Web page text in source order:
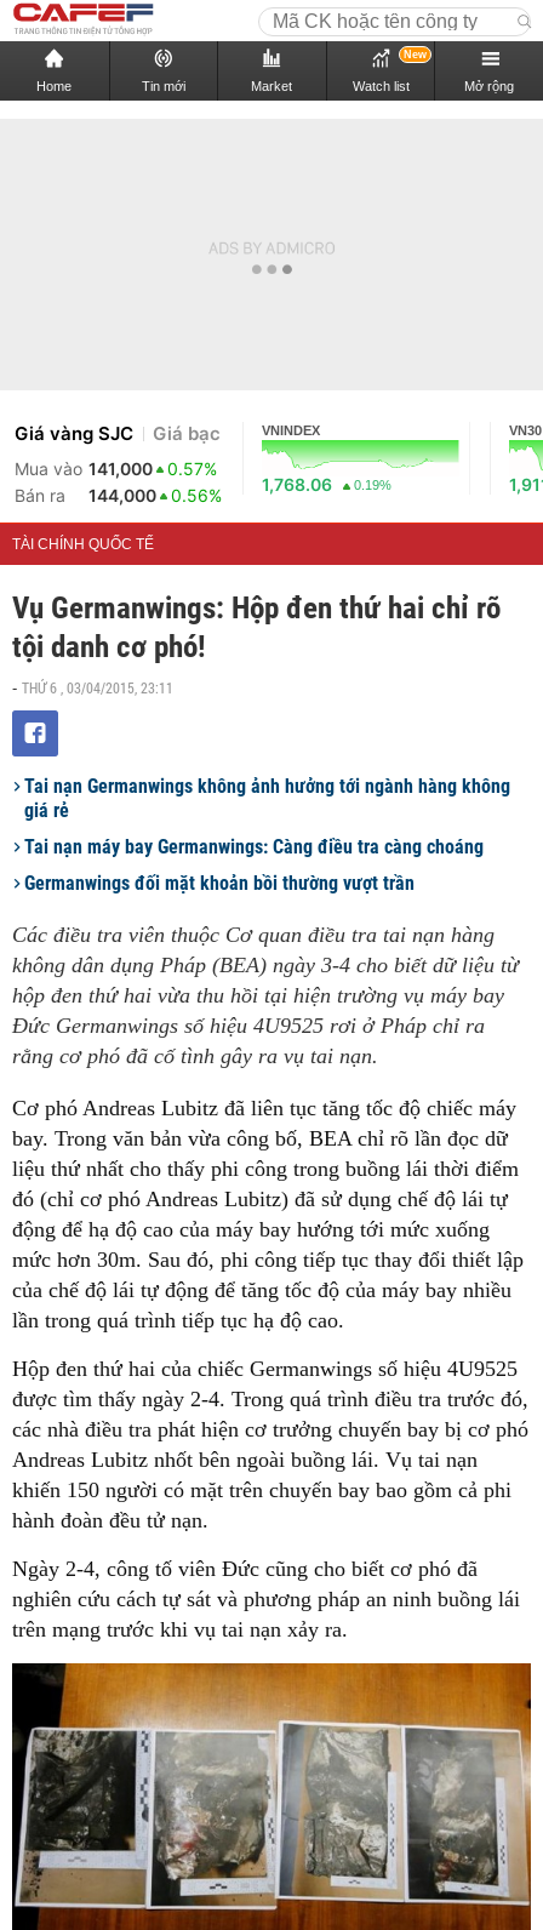
Home Tin mới Market Watch list
New
Mở rộng
Giá vàng SJC Giá bạc
Mua vào 141,000
0.57%
Bán ra
144,000 0.56%
VNINDEX
1,768.06 0.19%
VN30
TÀI CHÍNH QUỐC TẾ
Vụ Germanwings: Hộp đen thứ hai chỉ rõ
tội danh cơ phó!
- THỨ 6 , 03/04/2015, 23:11
Tai nạn Germanwings không ảnh hưởng tới ngành hàng không
giá rẻ
Tai nạn máy bay Germanwings: Càng điều tra càng choáng
Germanwings đối mặt khoản bồi thường vượt trần
Các điều tra viên thuộc Cơ quan điều tra tai nạn hàng
không dân dụng Pháp (BEA) ngày 3-4 cho biết dữ liệu từ
hộp đen thứ hai vừa thu hồi tại hiện trường vụ máy bay
Đức Germanwings số hiệu 4U9525 rơi ở Pháp chỉ ra
rằng cơ phó đã cố tình gây ra vụ tai nạn.
Cơ phó Andreas Lubitz đã liên tục tăng tốc độ chiếc máy
bay. Trong văn bản vừa công bố, BEA chỉ rõ lần đọc dữ
liệu thứ nhất cho thấy phi công trong buồng lái thời điểm
đó (chỉ cơ phó Andreas Lubitz) đã sử dụng chế độ lái tự
động để hạ độ cao của máy bay hướng tới mức xuống
mức hơn 30m. Sau đó, phi công tiếp tục thay đổi thiết lập
của chế độ lái tự động để tăng tốc độ của máy bay nhiều
lần trong quá trình tiếp tục hạ độ cao.
Hộp đen thứ hai của chiếc Germanwings số hiệu 4U9525
được tìm thấy ngày 2-4. Trong quá trình điều tra trước đó,
các nhà điều tra phát hiện cơ trưởng chuyến bay bị cơ phó
Andreas Lubitz nhốt bên ngoài buồng lái. Vụ tai nạn
khiến 150 người có mặt trên chuyến bay bao gồm cả phi
hành đoàn đều tử nạn.
Ngày 2-4, công tố viên Đức cũng cho biết cơ phó đã
nghiên cứu cách tự sát và phương pháp an ninh buồng lái
trên mạng trước khi vụ tai nạn xảy ra.